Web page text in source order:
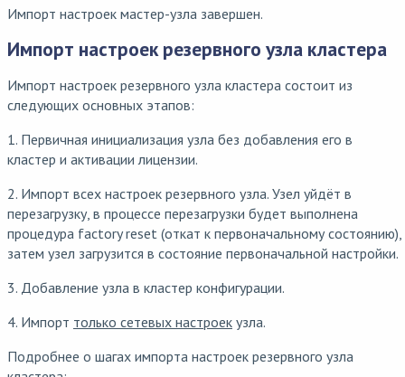
Импорт настроек мастер-узла завершен.
Импорт настроек резервного узла кластера
Импорт настроек резервного узла кластера состоит из
следующих основных этапов:
1. Первичная инициализация узла без добавления его в
кластер и активации лицензии.
2. Импорт всех настроек резервного узла. Узел уйдёт в
перезагрузку, в процессе перезагрузки будет выполнена
процедура factory reset (откат к первоначальному состоянию),
затем узел загрузится в состояние первоначальной настройки.
3. Добавление узла в кластер конфигурации.
4. Импорт только сетевых настроек узла.
Подробнее о шагах импорта настроек резервного узла